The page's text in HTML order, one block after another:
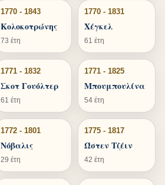
1770 - 1843
Κολοκοτρώνης
73 έτη
1770 - 1831
Χέγκελ
61 έτη
1771 - 1832
Σκοτ Γουόλτερ
61 έτη
1771 - 1825
Μπουμπουλίνα
54 έτη
1772 - 1801
Νόβαλις
29 έτη
1775 - 1817
Ώστεν Τζέιν
42 έτη